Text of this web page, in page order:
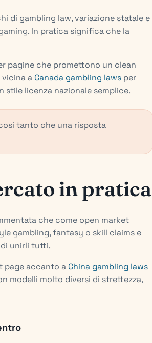
di gambling law, variazione statale e
In pratica significa che la
pagine che promettono un clean
vicina a Canada gambling laws per
stile licenza nazionale semplice.
tanto che una risposta
in pratica
che come open market
gambling, fantasy o skill claims e
unirli tutti.
page accanto a China gambling laws
modelli molto diversi di strettezza,